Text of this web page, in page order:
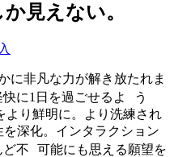
見えない。
に非凡な力が解き放たれま
に1日を過ごせるよ う
より鮮明に。より洗練され
深化。インタラクション
ど不 可能にも思える願望を